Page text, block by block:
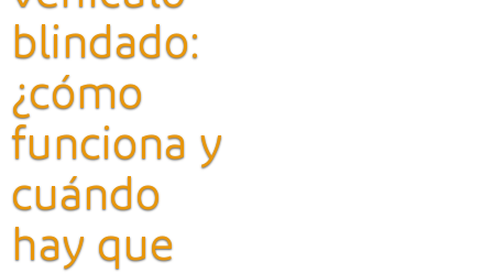
blindado:
¿cómo
funciona y
cuándo
hay que